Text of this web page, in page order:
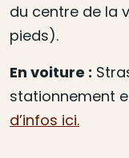
du centre de la
pieds).
En voiture :
stationnement
d’infos ici.